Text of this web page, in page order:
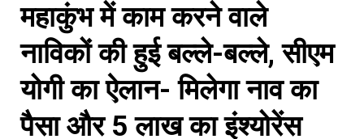
महाकुंभ में काम करने वाले
नाविकों की हुई बल्ले-बल्ले, सीएम
योगी का ऐलान- मिलेगा नाव का
पैसा और 5 लाख का इंश्योरेंस